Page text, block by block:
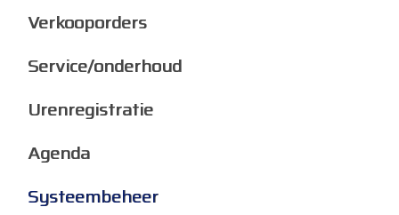
Verkooporders
Service/onderhoud
Urenregistratie
Agenda
Systeembeheer